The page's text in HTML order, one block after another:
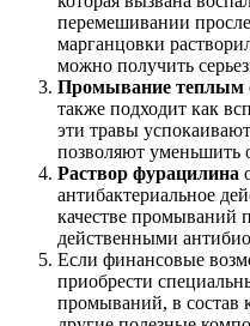
перемешивании
марганцовки
можно получить
Промывание теплым
также подходит как
эти травы
позволяют уменьшить
Раствор фурацилина
антибактериальное
качестве промываний
действенными
Если финансовые
приобрести
промываний, в состав